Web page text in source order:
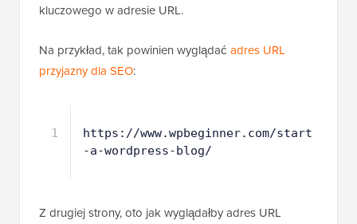
kluczowego w adresie URL.
Na przykład, tak powinien wyglądać adres URL
przyjazny dla SEO:
1
https://www.wpbeginner.com/start
-a-wordpress-blog/
Z drugiej strony, oto jak wyglądałby adres URL